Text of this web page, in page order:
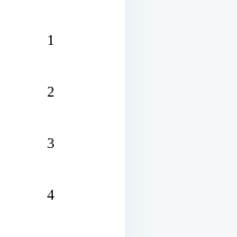
1
2
3
4